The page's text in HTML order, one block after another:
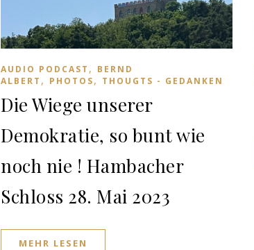
AUDIO PODCAST , BERND
ALBERT , PHOTOS, THOUGTS - GEDANKEN
Die Wiege unserer
Demokratie, so bunt wie
noch nie ! Hambacher
Schloss 28. Mai 2023
MEHR LESEN